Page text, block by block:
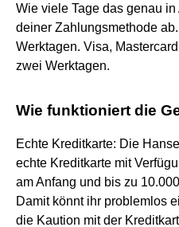
Wie viele Tage das genau
deiner Zahlungsmethode
Werktagen. Visa,
zwei Werktagen.
Wie funktioniert die
Echte Kreditkarte: Die
echte Kreditkarte mit
am Anfang und bis zu
Damit könnt ihr problemlos
die Kaution mit der